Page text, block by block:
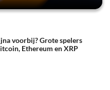
voorbij? Grote spelers
Ethereum en XRP